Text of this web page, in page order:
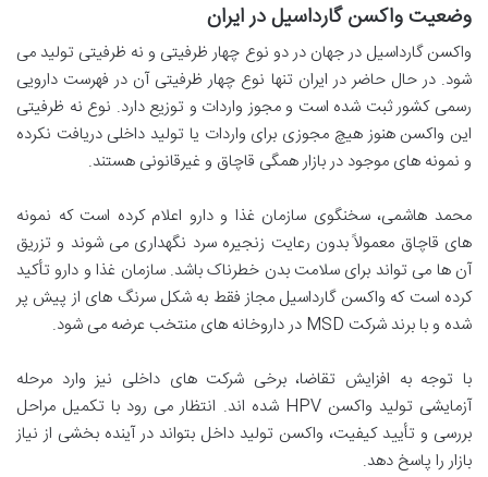
وضعیت واکسن گارداسیل در ایران
واکسن گارداسیل در جهان در دو نوع چهار ظرفیتی و نه ظرفیتی تولید می
شود. در حال حاضر در ایران تنها نوع چهار ظرفیتی آن در فهرست دارویی
رسمی کشور ثبت شده است و مجوز واردات و توزیع دارد. نوع نه ظرفیتی
این واکسن هنوز هیچ مجوزی برای واردات یا تولید داخلی دریافت نکرده
و نمونه های موجود در بازار همگی قاچاق و غیرقانونی هستند.
محمد هاشمی، سخنگوی سازمان غذا و دارو اعلام کرده است که نمونه
های قاچاق معمولاً بدون رعایت زنجیره سرد نگهداری می شوند و تزریق
آن ها می تواند برای سلامت بدن خطرناک باشد. سازمان غذا و دارو تأکید
کرده است که واکسن گارداسیل مجاز فقط به شکل سرنگ های از پیش پر
شده و با برند شرکت MSD در داروخانه های منتخب عرضه می شود.
با توجه به افزایش تقاضا، برخی شرکت های داخلی نیز وارد مرحله
آزمایشی تولید واکسن HPV شده اند. انتظار می رود با تکمیل مراحل
بررسی و تأیید کیفیت، واکسن تولید داخل بتواند در آینده بخشی از نیاز
بازار را پاسخ دهد.